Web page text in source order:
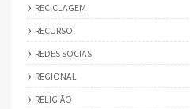
RECICLAGEM
RECURSO
REDES SOCIAS
REGIONAL
RELIGIÃO